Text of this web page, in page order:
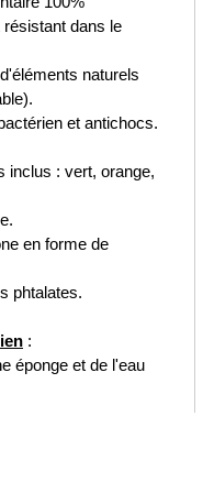
dans le
naturels
et antichocs.
inclus : vert, orange,
en forme de
phtalates.
:
éponge et de l'eau